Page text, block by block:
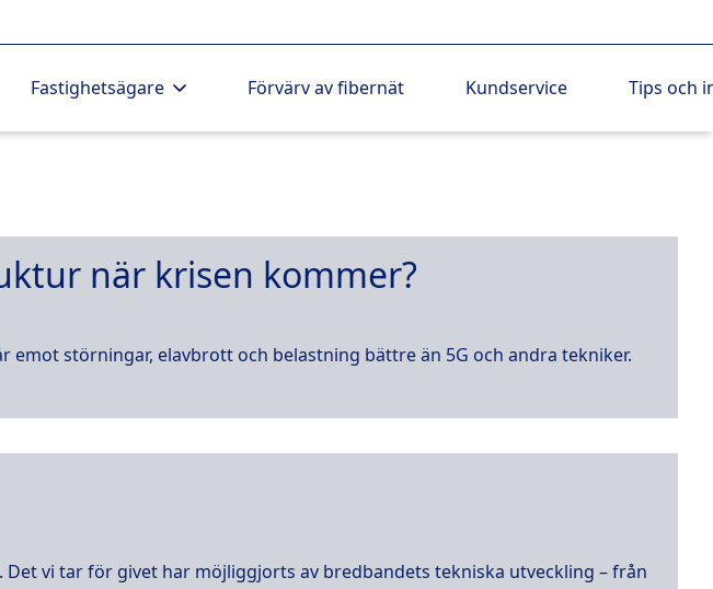
Fastighetsägare Förvärv av fibernät Kundservice Tips och
när krisen kommer?
störningar, elavbrott och belastning bättre än 5G och andra tekniker.
vi tar för givet har möjliggjorts av bredbandets tekniska utveckling – från